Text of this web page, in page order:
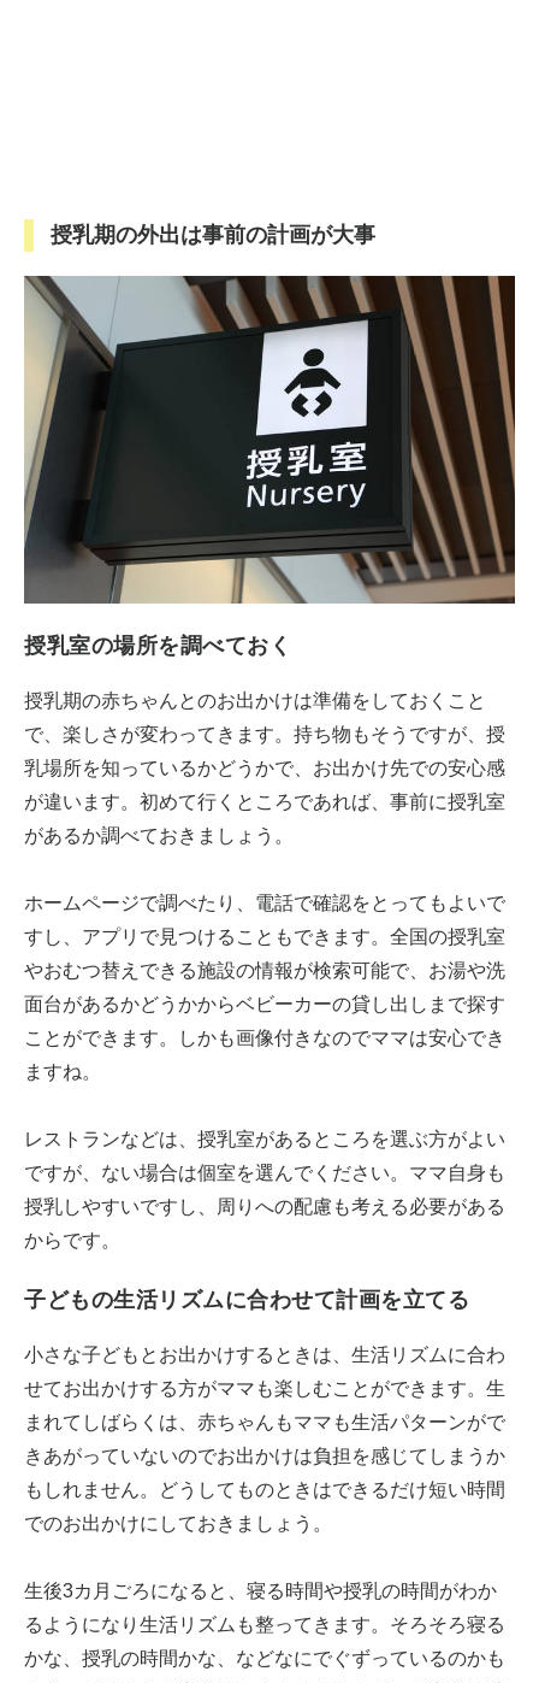
授乳期の外出は事前の計画が大事
授乳室の場所を調べておく
授乳期の赤ちゃんとのお出かけは準備をしておくこと
で、楽しさが変わってきます。持ち物もそうですが、授
乳場所を知っているかどうかで、お出かけ先での安心感
が違います。初めて行くところであれば、事前に授乳室
があるか調べておきましょう。
ホームページで調べたり、電話で確認をとってもよいで
すし、アプリで見つけることもできます。全国の授乳室
やおむつ替えできる施設の情報が検索可能で、お湯や洗
面台があるかどうかからベビーカーの貸し出しまで探す
ことができます。しかも画像付きなのでママは安心でき
ますね。
レストランなどは、授乳室があるところを選ぶ方がよい
ですが、ない場合は個室を選んでください。ママ自身も
授乳しやすいですし、周りへの配慮も考える必要がある
からです。
子どもの生活リズムに合わせて計画を立てる
小さな子どもとお出かけするときは、生活リズムに合わ
せてお出かけする方がママも楽しむことができます。生
まれてしばらくは、赤ちゃんもママも生活パターンがで
きあがっていないのでお出かけは負担を感じてしまうか
もしれません。どうしてものときはできるだけ短い時間
でのお出かけにしておきましょう。
生後3カ月ごろになると、寝る時間や授乳の時間がわか
るようになり生活リズムも整ってきます。そろそろ寝る
かな、授乳の時間かな、などなにでぐずっているのかも